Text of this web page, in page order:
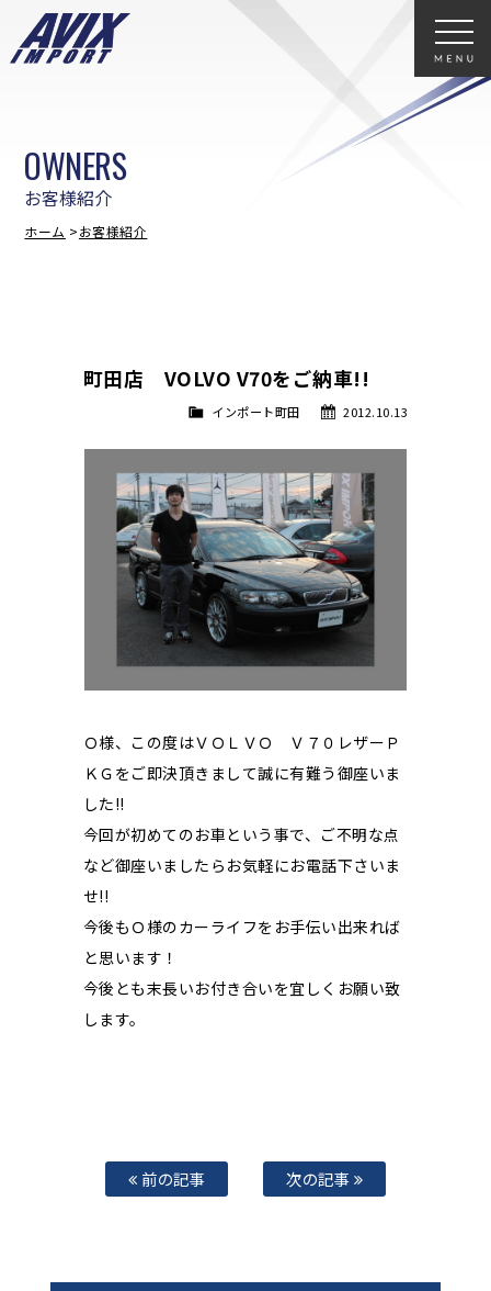
お客様紹介
OWNERS
ホーム お客様紹介
町田店 VOLVO V70をご納車!!
2012.10.13
インポート町田
Ｏ様、この度はＶＯＬＶＯ Ｖ７０レザーＰ
ＫＧをご即決頂きまして誠に有難う御座いま
した!!
今回が初めてのお車という事で、ご不明な点
など御座いましたらお気軽にお電話下さいま
せ!!
今後もＯ様のカーライフをお手伝い出来れば
と思います！
今後とも末長いお付き合いを宜しくお願い致
します。
前の記事 次の記事